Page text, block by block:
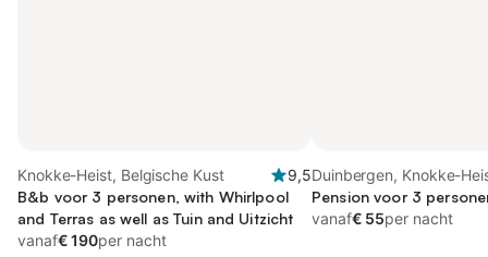
Knokke-Heist, Belgische Kust
9,5
B&b voor 3 personen, with Whirlpool
and Terras as well as Tuin and Uitzicht
vanaf€ 190per nacht
Duinbergen, Knokke-
Pension voor 3
vanaf€ 55per nacht